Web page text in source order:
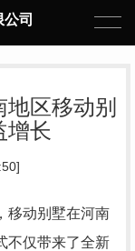
司
区移动别
增长
移动别墅在河南
不仅带来了全新